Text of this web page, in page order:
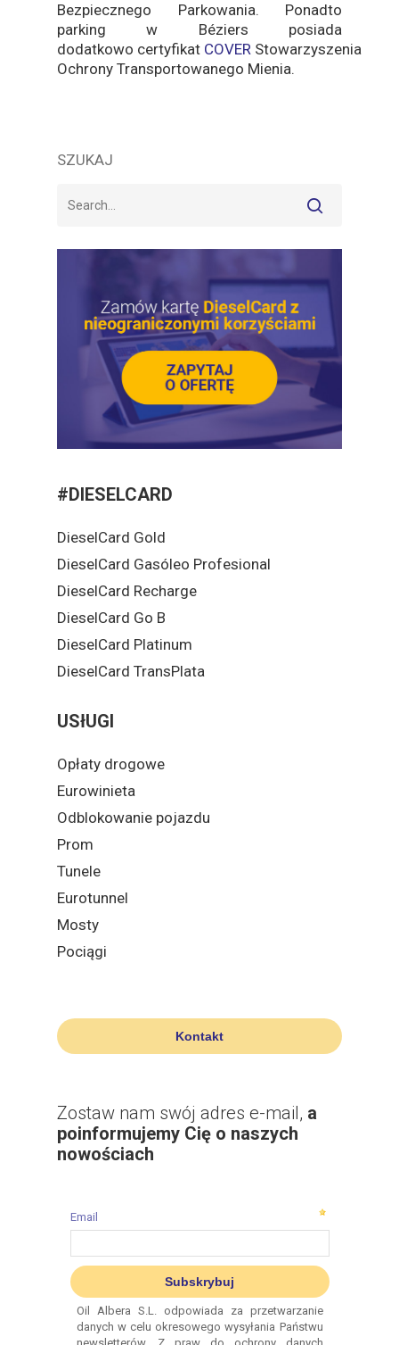
Bezpiecznego Parkowania. Ponadto
parking w Béziers posiada
dodatkowo certyfikat COVER Stowarzyszenia
Ochrony Transportowanego Mienia.
SZUKAJ
#DIESELCARD
DieselCard Gold
DieselCard Gasóleo Profesional
DieselCard Recharge
DieselCard Go B
DieselCard Platinum
DieselCard TransPlata
USłUGI
Opłaty drogowe
Eurowinieta
Odblokowanie pojazdu
Prom
Tunele
Eurotunnel
Mosty
Pociągi
Kontakt
Zostaw nam swój adres e-mail, a
poinformujemy Cię o naszych
nowościach